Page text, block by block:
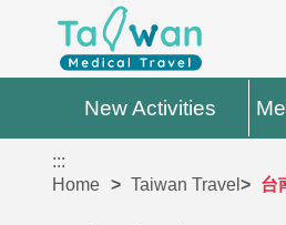
New Activities
:::
Home
Taiwan Travel 台